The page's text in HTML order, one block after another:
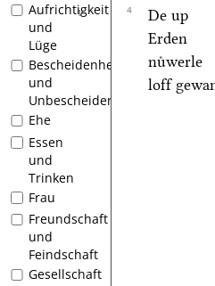
1
Aufrichtigkeit
und
Lüge
Bescheidenheit
und
Unbescheidenheit
Ehe
Essen
und
Trinken
Frau
Freundschaft
und
Feindschaft
Gesellschaft
4
De up
Erden
nuͤwerle
loff